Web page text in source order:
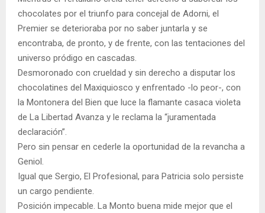
chocolates por el triunfo para concejal de Adorni, el
Premier se deterioraba por no saber juntarla y se
encontraba, de pronto, y de frente, con las tentaciones del
universo pródigo en cascadas.
Desmoronado con crueldad y sin derecho a disputar los
chocolatines del Maxiquiosco y enfrentado -lo peor-, con
la Montonera del Bien que luce la flamante casaca violeta
de La Libertad Avanza y le reclama la “juramentada
declaración”.
Pero sin pensar en cederle la oportunidad de la revancha a
Geniol.
Igual que Sergio, El Profesional, para Patricia solo persiste
un cargo pendiente.
Posición impecable. La Monto buena mide mejor que el